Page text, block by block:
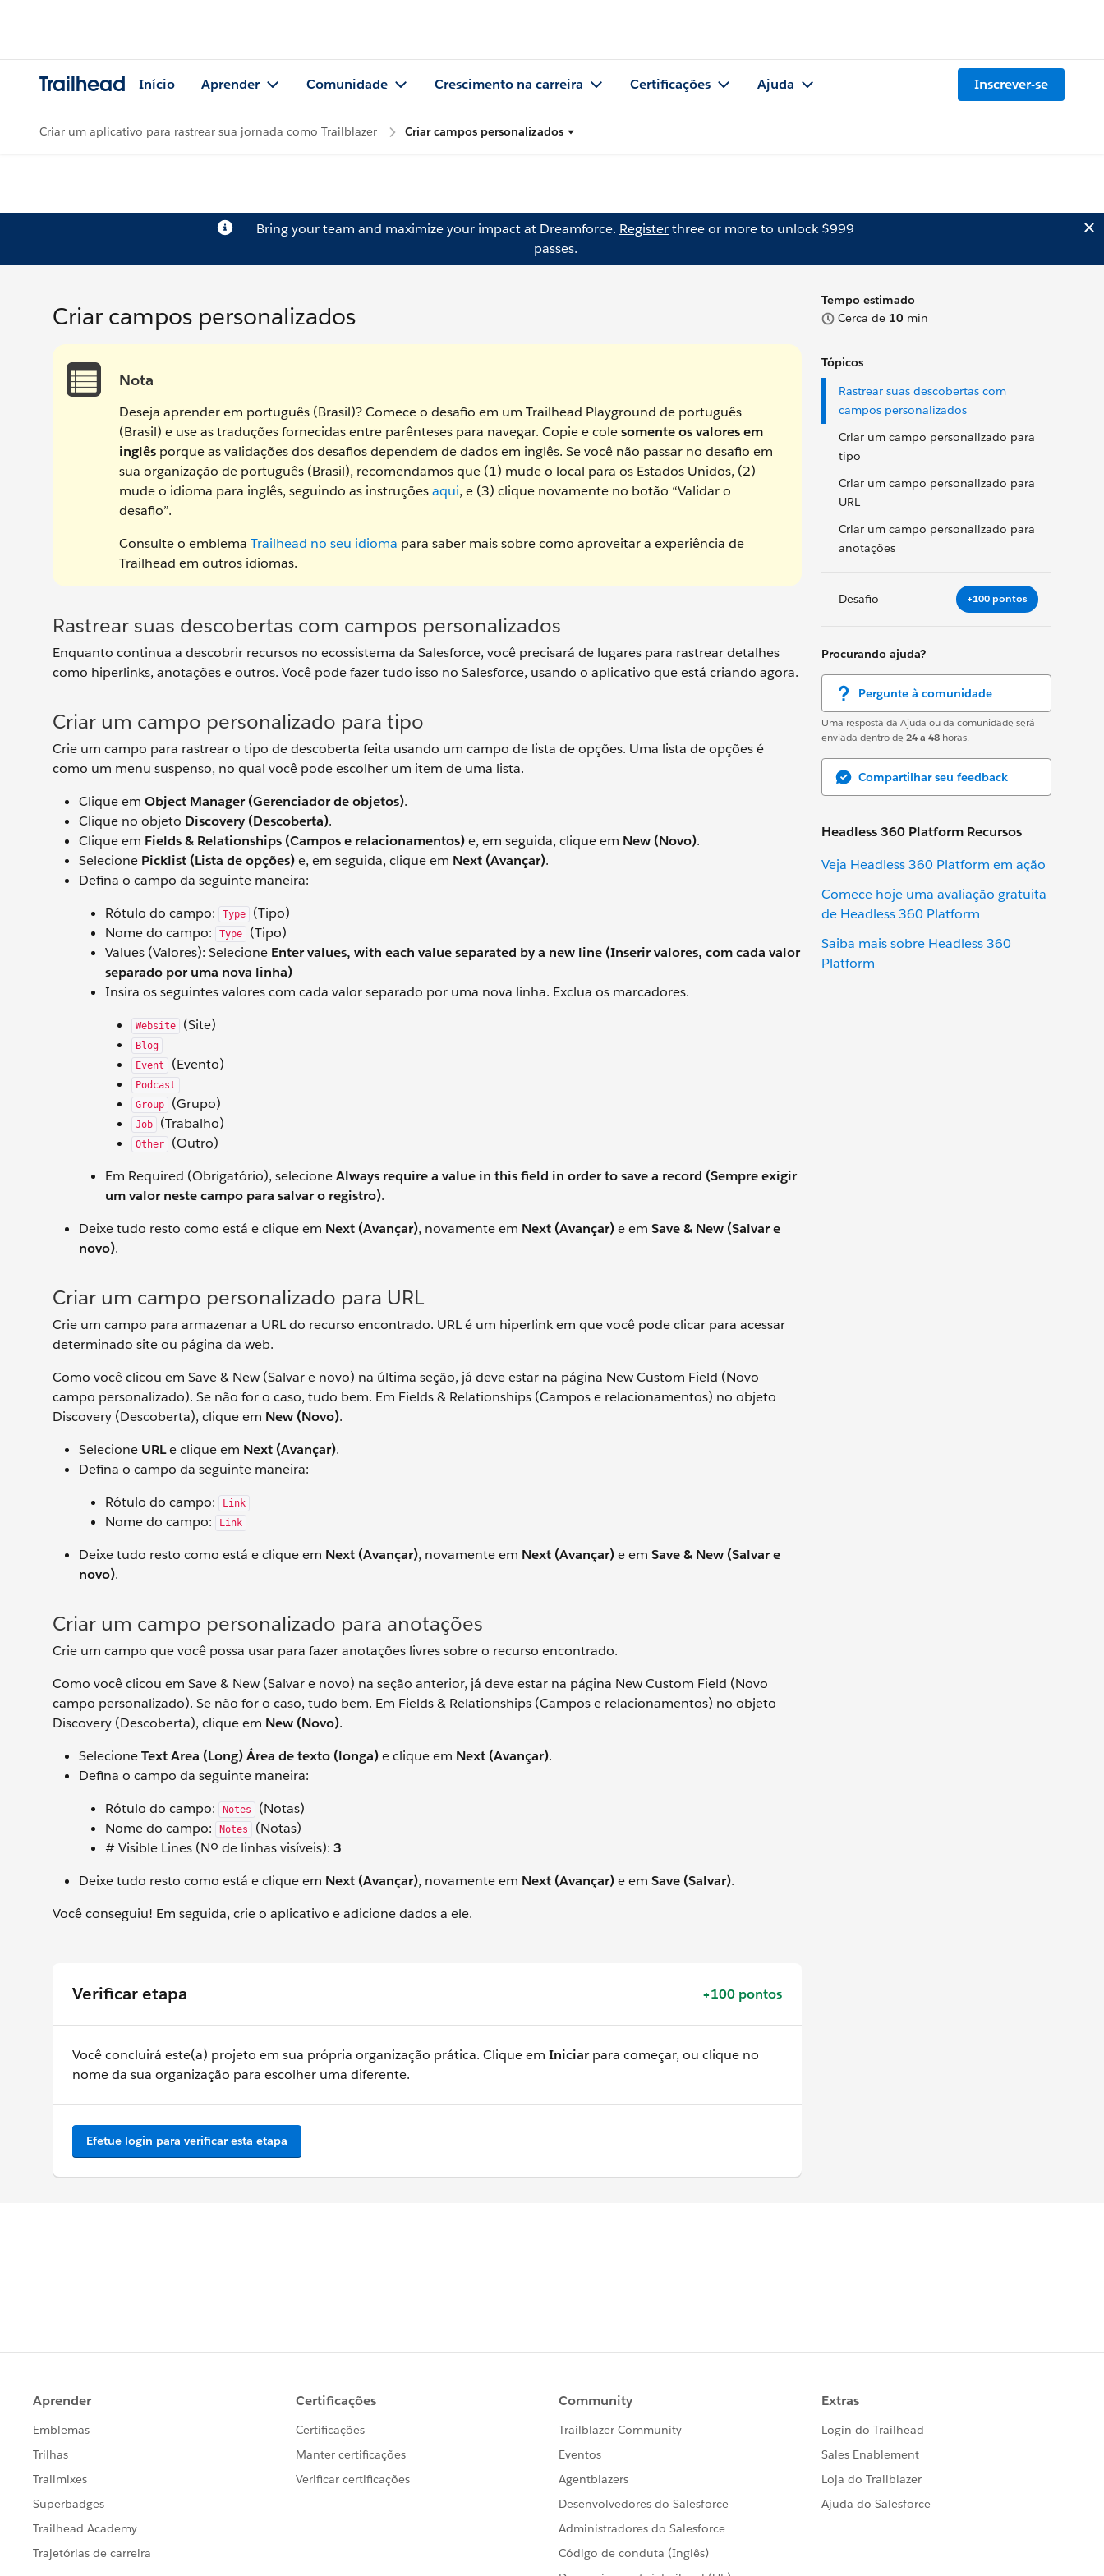
Trailhead Início Aprender Comunidade Crescimento na carreira Certificações Ajuda Inscrever-se
Criar um aplicativo para rastrear sua jornada como Trailblazer Criar campos personalizados
Bring your team and maximize your impact at Dreamforce. Registerthree or more to unlock $999
passes.
Tempo estimado
Cerca de 10 min
Tópicos
Rastrear suas descobertas com
campos personalizados
Criar um campo personalizado para
tipo
Criar um campo personalizado para
URL
Criar um campo personalizado para
anotações
Desafio +100 pontos
Procurando ajuda?
Pergunte à comunidade
Uma resposta da Ajuda ou da comunidade será
enviada dentro de 24 a 48 horas.
Compartilhar seu feedback
Headless 360 Platform Recursos
Veja Headless 360 Platform em ação
Comece hoje uma avaliação gratuita
de Headless 360 Platform
Saiba mais sobre Headless 360
Platform
Criar campos personalizados
Nota
Deseja aprender em português (Brasil)? Comece o desafio em um Trailhead Playground de português
(Brasil) e use as traduções fornecidas entre parênteses para navegar. Copie e colesomente os valores em
inglês porque as validações dos desafios dependem de dados em inglês. Se você não passar no desafio em
sua organização de português (Brasil), recomendamos que (1) mude o local para os Estados Unidos, (2)
mude o idioma para inglês, seguindo as instruçõesaqui, e (3) clique novamente no botão “Validar o
desafio”.
Consulte o emblema Trailhead no seu idioma para saber mais sobre como aproveitar a experiência de
Trailhead em outros idiomas.
Rastrear suas descobertas com campos personalizados
Enquanto continua a descobrir recursos no ecossistema da Salesforce, você precisará de lugares para rastrear detalhes
como hiperlinks, anotações e outros. Você pode fazer tudo isso no Salesforce, usando o aplicativo que está criando agora.
Criar um campo personalizado para tipo
Crie um campo para rastrear o tipo de descoberta feita usando um campo de lista de opções. Uma lista de opções é
como um menu suspenso, no qual você pode escolher um item de uma lista.
Clique em Object Manager (Gerenciador de objetos).
Clique no objeto Discovery (Descoberta).
Clique em Fields & Relationships (Campos e relacionamentos)e, em seguida, clique em New (Novo).
Selecione Picklist (Lista de opções)e, em seguida, clique em Next (Avançar).
Defina o campo da seguinte maneira:
Rótulo do campo:
Type
(Tipo)
Nome do campo:
Type
(Tipo)
Values (Valores): Selecione Enter values, with each value separated by a new line (Inserir valores, com cada valor
separado por uma nova linha)
Insira os seguintes valores com cada valor separado por uma nova linha. Exclua os marcadores.
Website (Site)
Blog
Event
(Evento)
Podcast
Group
(Grupo)
Job (Trabalho)
Other
(Outro)
Em Required (Obrigatório), selecioneAlways require a value in this field in order to save a record (Sempre exigir
um valor neste campo para salvar o registro).
Deixe tudo resto como está e clique em Next (Avançar), novamente em Next (Avançar)e em Save & New (Salvar e
novo).
Criar um campo personalizado para URL
Crie um campo para armazenar a URL do recurso encontrado. URL é um hiperlink em que você pode clicar para acessar
determinado site ou página da web.
Como você clicou em Save & New (Salvar e novo) na última seção, já deve estar na página New Custom Field (Novo
campo personalizado). Se não for o caso, tudo bem. Em Fields & Relationships (Campos e relacionamentos) no objeto
Discovery (Descoberta), clique em New (Novo).
Selecione URLe clique em Next (Avançar).
Defina o campo da seguinte maneira:
Rótulo do campo:
Link
Nome do campo: Link
Deixe tudo resto como está e clique em Next (Avançar), novamente em Next (Avançar)e em Save & New (Salvar e
novo).
Criar um campo personalizado para anotações
Crie um campo que você possa usar para fazer anotações livres sobre o recurso encontrado.
Como você clicou em Save & New (Salvar e novo) na seção anterior, já deve estar na página New Custom Field (Novo
campo personalizado). Se não for o caso, tudo bem. Em Fields & Relationships (Campos e relacionamentos) no objeto
Discovery (Descoberta), clique em New (Novo).
SelecioneText Area (Long) Área de texto (longa)e clique em Next (Avançar).
Defina o campo da seguinte maneira:
Rótulo do campo:
Notes
(Notas)
Nome do campo:
Notes
(Notas)
# Visible Lines (Nº de linhas visíveis): 3
Deixe tudo resto como está e clique em Next (Avançar), novamente em Next (Avançar)e em Save (Salvar).
Você conseguiu! Em seguida, crie o aplicativo e adicione dados a ele.
Verificar etapa +100 pontos
Você concluirá este(a) projeto em sua própria organização prática. Clique em Iniciarpara começar, ou clique no
nome da sua organização para escolher uma diferente.
Efetue login para verificar esta etapa